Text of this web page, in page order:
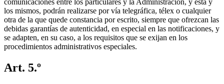
comunicaciones entre los particulares y la Administración, y ésta y
los mismos, podrán realizarse por vía telegráfica, télex o cualquier
otra de la que quede constancia por escrito, siempre que ofrezcan las
debidas garantías de autenticidad, en especial en las notificaciones, y
se adapten, en su caso, a los requisitos que se exijan en los
procedimientos administrativos especiales.
Art. 5.º